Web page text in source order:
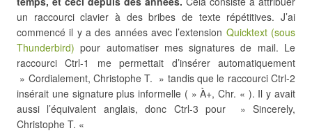
un raccourci clavier à des bribes de texte répétitives. J’ai
commencé il y a des années avec l’extension Quicktext (sous
Thunderbird) pour automatiser mes signatures de mail. Le
raccourci Ctrl-1 me permettait d’insérer automatiquement
» Cordialement, Christophe T. » tandis que le raccourci Ctrl-2
insérait une signature plus informelle ( » À+, Chr. « ). Il y avait
aussi l’équivalent anglais, donc Ctrl-3 pour » Sincerely,
Christophe T. «